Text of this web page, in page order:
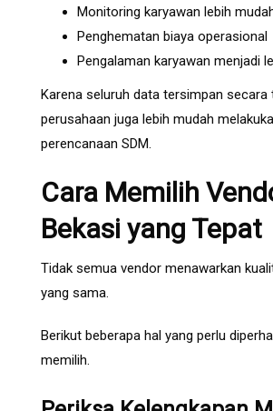
Monitoring karyawan lebih
Penghematan biaya operasional
Pengalaman karyawan menjadi
Karena seluruh data tersimpan secara
perusahaan juga lebih mudah
perencanaan SDM.
Cara Memilih
Bekasi yang Tepat
Tidak semua vendor menawarkan
yang sama.
Berikut beberapa hal yang perlu
memilih.